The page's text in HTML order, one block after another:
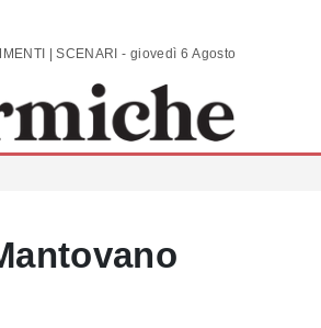
ANALISI | COMMENTI | SCENARI - giovedì 6 Agosto 2026